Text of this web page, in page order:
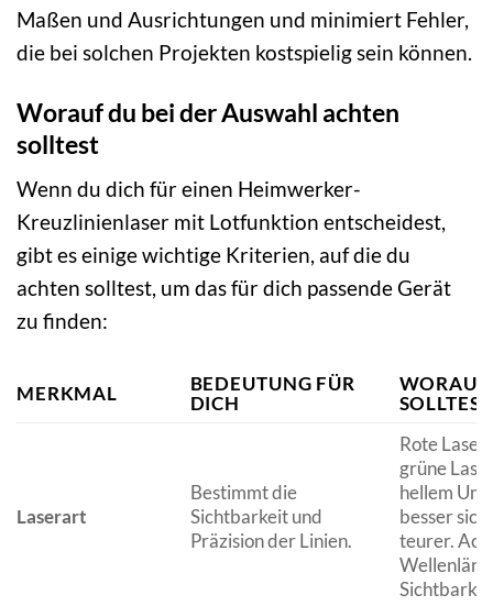
Maßen und Ausrichtungen und minimiert Fehler,
die bei solchen Projekten kostspielig sein können.
Worauf du bei der Auswahl achten
solltest
Wenn du dich für einen Heimwerker-
Kreuzlinienlaser mit Lotfunktion entscheidest,
gibt es einige wichtige Kriterien, auf die du
achten solltest, um das für dich passende Gerät
zu finden:
MERKMAL
BEDEUTUNG FÜR
DICH
SOLLTEST
Laserart
Bestimmt die
Sichtbarkeit und
Präzision der Linien.
Rote Laser
grüne
hellem
besser
teurer.